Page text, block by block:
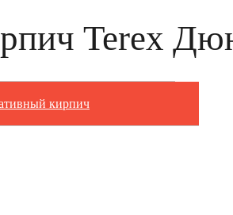
Terex
кирпич